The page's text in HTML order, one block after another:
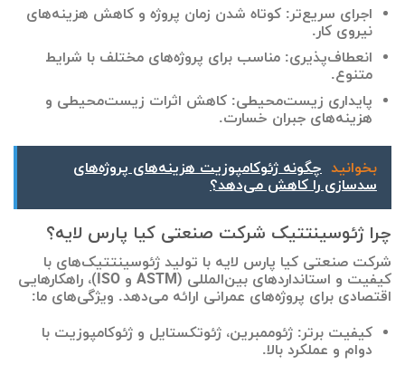
اجرای سریع‌تر: کوتاه شدن زمان پروژه و کاهش هزینه‌های
نیروی کار.
انعطاف‌پذیری: مناسب برای پروژه‌های مختلف با شرایط
متنوع.
پایداری زیست‌محیطی: کاهش اثرات زیست‌محیطی و
هزینه‌های جبران خسارت.
بخوانید چگونه ژئوکامپوزیت هزینه‌های پروژه‌های
سدسازی را کاهش می‌دهد؟
چرا ژئوسینتتیک شرکت صنعتی کیا پارس لایه؟
شرکت صنعتی کیا پارس لایه با تولید ژئوسینتتیک‌های با
کیفیت و استانداردهای بین‌المللی (ASTM و ISO)، راهکارهایی
اقتصادی برای پروژه‌های عمرانی ارائه می‌دهد. ویژگی‌های ما:
کیفیت برتر: ژئوممبرین، ژئوتکستایل و ژئوکامپوزیت با
دوام و عملکرد بالا.